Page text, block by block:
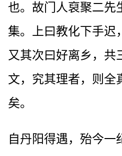
也。故门人裒聚二先
集。上曰教化下手迟
又其次曰好离乡，共
文，究其理者，则全
矣。
自丹阳得遇，殆今一